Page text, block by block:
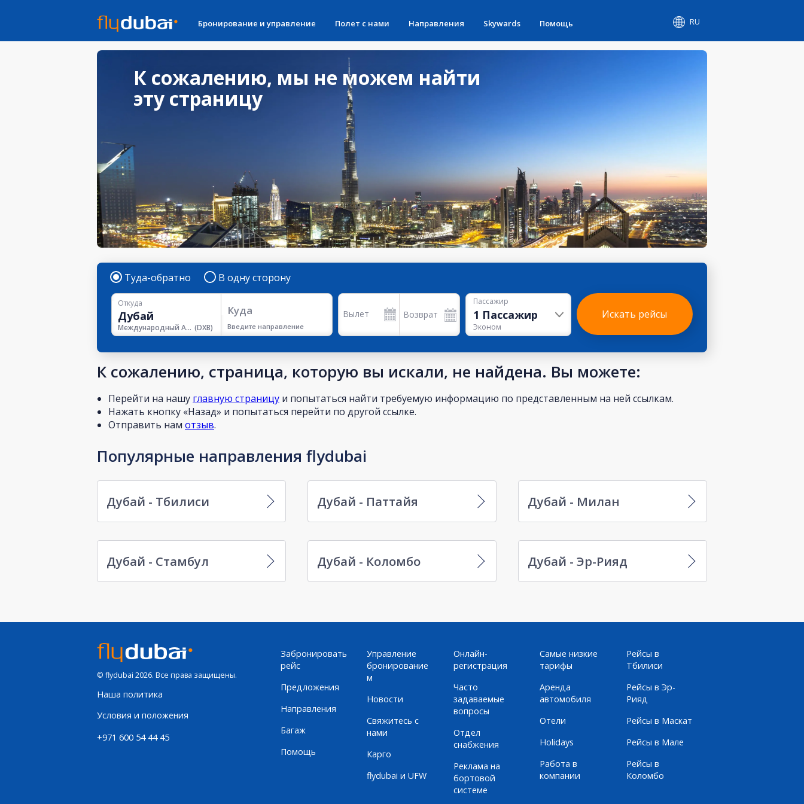
Бронирование и управление Полет с нами Направления Skywards Помощь RU
К сожалению, мы не можем найти
эту страницу
Туда-обратно В одну сторону
Откуда
Международный Аэропорт Дубая (DXB)
Куда
Введите направление
Вылет Возврат
Пассажир
1 Пассажир
Эконом
Искать рейсы
К сожалению, страница, которую вы искали, не найдена. Вы можете:
Перейти на нашу главную страницу и попытаться найти требуемую информацию по представленным на ней ссылкам.
Нажать кнопку «Назад» и попытаться перейти по другой ссылке.
Отправить нам отзыв.
Популярные направления flydubai
Дубай - Тбилиси Дубай - Паттайя Дубай - Милан
Дубай - Стамбул Дубай - Коломбо Дубай - Эр-Рияд
© flydubai 2026. Все права защищены.
Наша политика
Условия и положения
+971 600 54 44 45
Забронировать
рейс
Предложения
Направления
Багаж
Помощь
Управление
бронирование
м
Новости
Свяжитесь с
нами
Карго
flydubai и UFW
Онлайн-
регистрация
Часто
задаваемые
вопросы
Отдел
снабжения
Реклама на
бортовой
системе
Самые низкие
тарифы
Аренда
автомобиля
Отели
Holidays
Работа в
компании
Рейсы в
Тбилиси
Рейсы в Эр-
Рияд
Рейсы в Маскат
Рейсы в Мале
Рейсы в
Коломбо